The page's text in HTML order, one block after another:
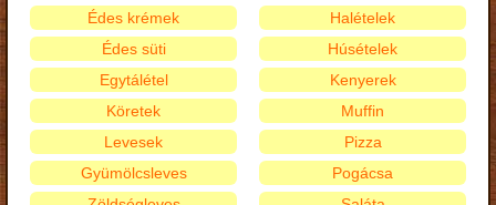
Édes krémek
Édes süti
Egytálétel
Halételek
Húsételek
Kenyerek
Köretek
Levesek
Gyümölcsleves
Muffin
Pizza
Pogácsa